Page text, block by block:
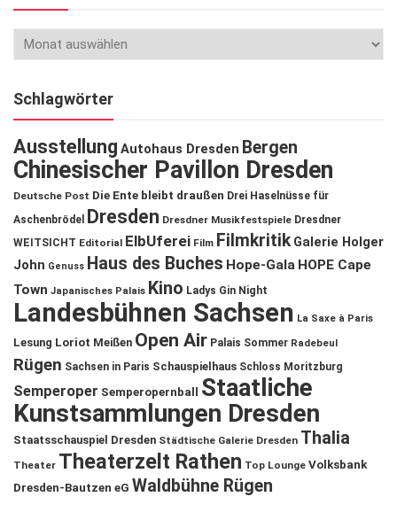
Schlagwörter
Ausstellung Autohaus Dresden Bergen
Chinesischer Pavillon Dresden
Deutsche Post Die Ente bleibt draußen Drei Haselnüsse für
Aschenbrödel
Dresden Dresdner Musikfestspiele Dresdner
WEITSICHT Editorial ElbUferei Film Filmkritik Galerie Holger
John Genuss Haus des Buches Hope-Gala HOPE Cape
Town Japanisches Palais Kino Ladys Gin Night
Landesbühnen Sachsen La Saxe à Paris
Lesung Loriot Meißen Open Air Palais Sommer Radebeul
Rügen Sachsen in Paris Schauspielhaus Schloss Moritzburg
Semperoper Semperopernball
Staatliche
Kunstsammlungen Dresden
Staatsschauspiel Dresden Städtische Galerie Dresden Thalia
Theater Theaterzelt Rathen Top Lounge Volksbank
Dresden-Bautzen eG Waldbühne Rügen